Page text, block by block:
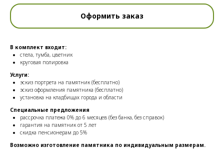
Оформить заказ
В комплект входит:
стела, тумба, цветник
круговая полировка
Услуги:
эскиз портрета на памятник (бесплатно)
эскиз оформления памятника (бесплатно)
установка на кладбищах города и области
Специальные предложения
рассрочка платежа 0% до 6 месяцев (без банка, без справок)
гарантия на памятник от 5 лет
скидка пенсионерам до 5%
Возможно изготовление памятника по индивидуальным размерам.